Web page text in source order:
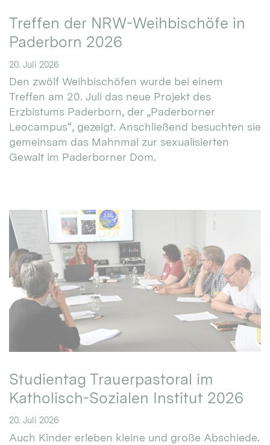
Treffen der NRW-Weihbischöfe in
Paderborn 2026
20. Juli 2026
Den zwölf Weihbischöfen wurde bei einem
Treffen am 20. Juli das neue Projekt des
Erzbistums Paderborn, der „Paderborner
Leocampus“, gezeigt. Anschließend besuchten sie
gemeinsam das Mahnmal zur sexualisierten
Gewalt im Paderborner Dom.
Studientag Trauerpastoral im
Katholisch-Sozialen Institut 2026
20. Juli 2026
Auch Kinder erleben kleine und große Abschiede.